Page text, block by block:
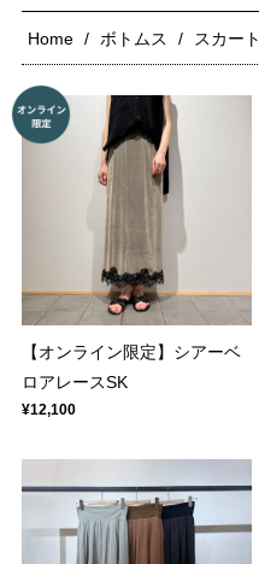
Home ボトムス スカート
【オンライン限定】シアーベ
ロアレースSK
¥12,100